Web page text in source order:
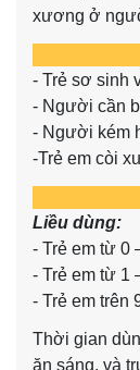
xương ở
- Trẻ sơ sinh
- Người cần
- Người kém
-Trẻ em còi
Liều dùng:
- Trẻ em từ 0
- Trẻ em từ 1
- Trẻ em trên
Thời gian
ăn sáng, và